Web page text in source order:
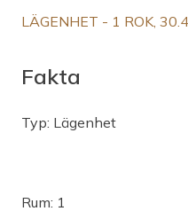
LÄGENHET - 1 ROK,
Fakta
Typ: Lägenhet
Rum: 1